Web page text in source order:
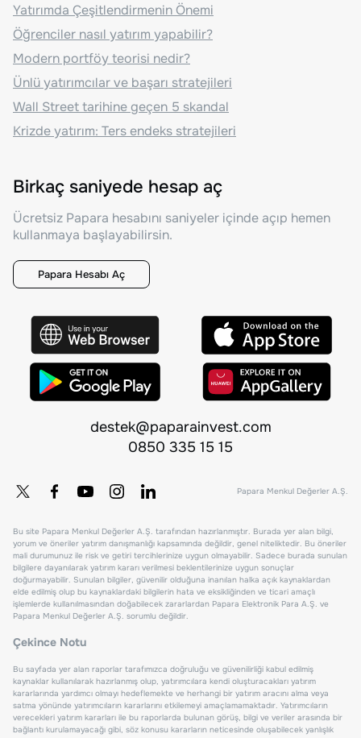
Yatırımda Çeşitlendirmenin Önemi
Öğrenciler nasıl yatırım yapabilir?
Modern portföy teorisi nedir?
Ünlü yatırımcılar ve başarı stratejileri
Wall Street tarihine geçen 5 skandal
Krizde yatırım: Ters endeks stratejileri
Birkaç saniyede hesap aç
Ücretsiz Papara hesabını saniyeler içinde açıp hemen
kullanmaya başlayabilirsin.
Papara Hesabı Aç
destek@paparainvest.com
0850 335 15 15
Papara Menkul Değerler A.Ş.
Bu site Papara Menkul Değerler A.Ş. tarafından hazırlanmıştır. Burada yer alan bilgi,
yorum ve öneriler yatırım danışmanlığı kapsamında değildir, genel niteliktedir. Bu öneriler
mali durumunuz ile risk ve getiri tercihlerinize uygun olmayabilir. Sadece burada sunulan
bilgilere dayanılarak yatırım kararı verilmesi beklentilerinize uygun sonuçlar
doğurmayabilir. Sunulan bilgiler, güvenilir olduğuna inanılan halka açık kaynaklardan
elde edilmiş olup bu kaynaklardaki bilgilerin hata ve eksikliğinden ve ticari amaçlı
işlemlerde kullanılmasından doğabilecek zararlardan Papara Elektronik Para A.Ş. ve
Papara Menkul Değerler A.Ş. sorumlu değildir.
Çekince Notu
Bu sayfada yer alan raporlar tarafımızca doğruluğu ve güvenilirliği kabul edilmiş
kaynaklar kullanılarak hazırlanmış olup, yatırımcılara kendi oluşturacakları yatırım
kararlarında yardımcı olmayı hedeflemekte ve herhangi bir yatırım aracını alma veya
satma yönünde yatırımcıların kararlarını etkilemeyi amaçlamamaktadır. Yatırımcıların
verecekleri yatırım kararları ile bu raporlarda bulunan görüş, bilgi ve veriler arasında bir
bağlantı kurulamayacağı gibi, söz konusu kararların neticesinde oluşabilecek yanlışlık